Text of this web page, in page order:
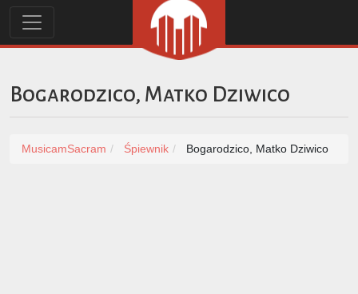
Bogarodzico, Matko Dziwico
MusicamSacram Śpiewnik Bogarodzico, Matko Dziwico